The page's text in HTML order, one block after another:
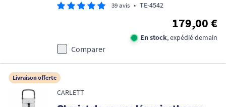
39 avis • TE-4542
179,00 €
En stock, expédié demain
Comparer
Livraison offerte
CARLETT